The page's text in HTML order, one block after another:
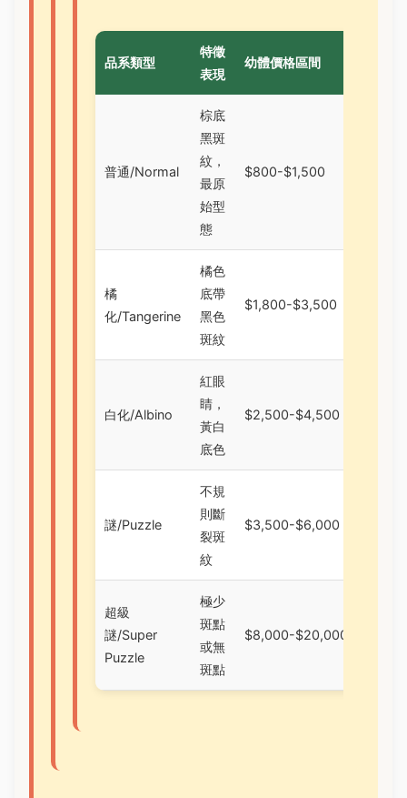
品系類型
特徵
表現
幼體價格區間
普通/Normal
棕底
黑斑
紋，
最原
始型
態
$800-$1,500
橘
化/Tangerine
橘色
底帶
黑色
斑紋
$1,800-$3,500
白化/Albino
紅眼
睛，
黃白
底色
$2,500-$4,500
謎/Puzzle
不規
則斷
裂斑
紋
$3,500-$6,000
超級
謎/Super
Puzzle
極少
斑點
或無
斑點
$8,000-$20,000+